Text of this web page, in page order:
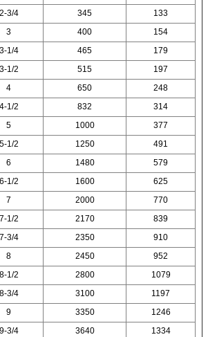
2-3/4 345
133
3 400
154
3-1/4 465
179
3-1/2 515
197
4 650
248
4-1/2 832
314
5 1000
377
5-1/2 1250
491
6 1480
579
6-1/2 1600
625
7 2000
770
7-1/2 2170
839
7-3/4 2350
910
8 2450
952
8-1/2 2800
1079
8-3/4 3100
1197
9 3350
1246
9-3/4 3640
1334